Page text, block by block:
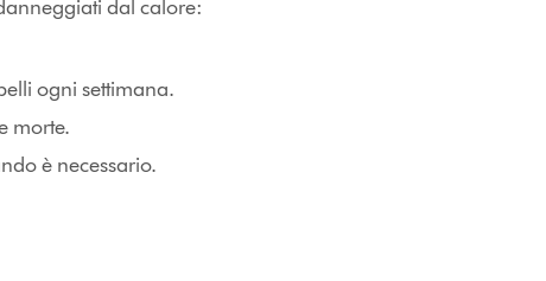
dal calore:
ogni settimana.
morte.
è necessario.